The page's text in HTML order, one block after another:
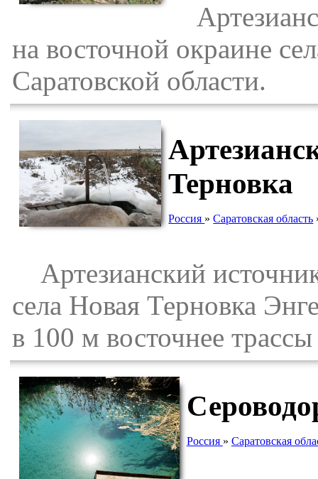
на восточной окраине
Саратовской области.
Терновка
Россия »Саратовская область
Артезианский
села Новая Терновка
в 100 м восточнее
Россия » Саратовская